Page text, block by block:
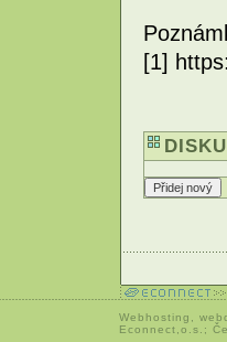
[1]
Webhosting
Econnect,o.s.;